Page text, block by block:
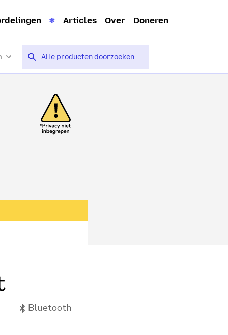
Articles Over Doneren
Bluetooth